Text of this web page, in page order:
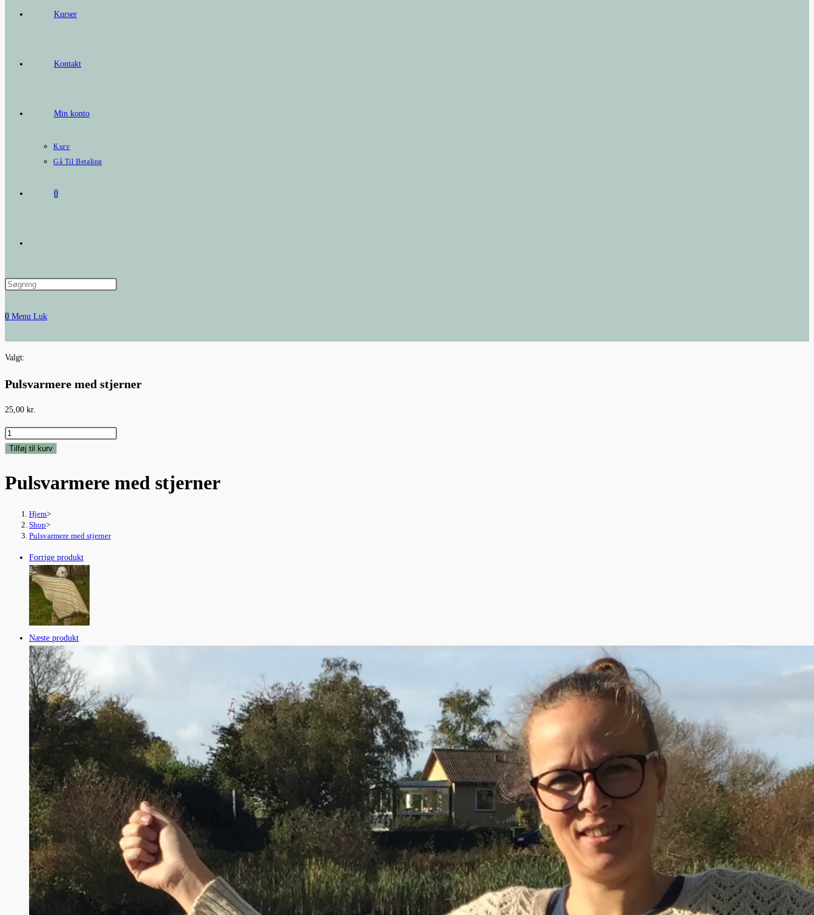
Kurser
Kontakt
Min konto
Kurv
Gå Til Betaling
0
website
search
0 Menu Luk
Valgt:
Pulsvarmere med stjerner
25,00 kr.
Pulsvarmere
med
antal
Tilføj til kurv
Pulsvarmere med stjerner
Hjem>
Shop>
Pulsvarmere med stjerner
Forrige produkt
Næste produkt